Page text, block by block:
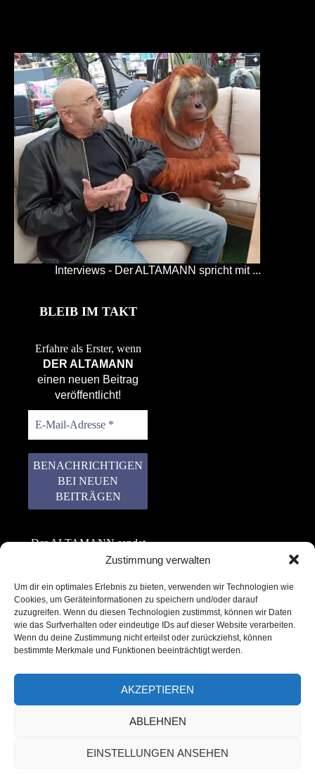
Zustimmung verwalten
Um dir ein optimales Erlebnis zu bieten, verwenden wir Technologien wie
Cookies, um Geräteinformationen zu speichern und/oder darauf
zuzugreifen. Wenn du diesen Technologien zustimmst, können wir Daten
wie das Surfverhalten oder eindeutige IDs auf dieser Website verarbeiten.
Wenn du deine Zustimmung nicht erteilst oder zurückziehst, können
bestimmte Merkmale und Funktionen beeinträchtigt werden.
AKZEPTIEREN
ABLEHNEN
EINSTELLUNGEN ANSEHEN
Interviews - Der ALTAMANN spricht mit ...
BLEIB IM TAKT
Erfahre als Erster, wenn
DER ALTAMANN
einen neuen Beitrag
veröffentlicht!
Der ALTAMANN sendet
keinen Spam! Er gibt
weiter. Erfahre mehr in
unserer
Datenschutzerklärung.
Copyright © 2022 – 2025 | ALTAMANN.com